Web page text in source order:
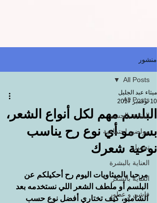
منشور
All Posts
العناية بالجسم
مواضيع اجتماعية
تجميل
العناية بالبشرة
العناية بالشعر
فاشن و عطور
All Posts
البلسم مهم لكل أنواع الشعر،
بس مو أي نوع رح يناسب
نوعية شعرك
ميثاء عبد الجليل
10 نوفمبر 2017
مرحبا بالميثاويات اليوم رح أحكيلكم عن
البلسم أو ملطف الشعر اللي نستخدمه بعد
الشامبو، كيف تختاري أفضل نوع حسب